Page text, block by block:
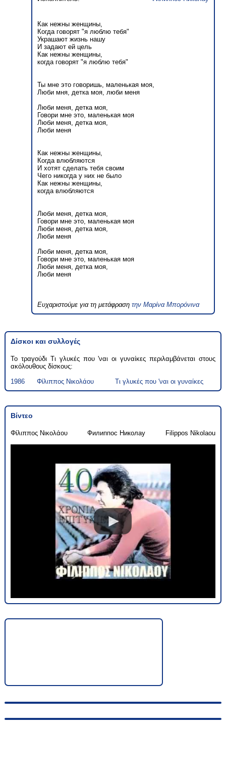
Как нежны женщины,
Когда говорят "я люблю тебя"
Украшают жизнь нашу
И задают ей цель
Как нежны женщины,
когда говорят "я люблю тебя"
Ты мне это говоришь, маленькая моя,
Люби мня, детка моя, люби меня
Люби меня, детка моя,
Говори мне это, маленькая моя
Люби меня, детка моя,
Люби меня
Как нежны женщины,
Когда влюбляются
И хотят сделать тебя своим
Чего никогда у них не было
Как нежны женщины,
когда влюбляются
Люби меня, детка моя,
Говори мне это, маленькая моя
Люби меня, детка моя,
Люби меня
Люби меня, детка моя,
Говори мне это, маленькая моя
Люби меня, детка моя,
Люби меня
Ευχαριστούμε για τη μετάφρασητην Μαρίνα Μπορόνινα
Δίσκοι και συλλογές
Το τραγούδι Τι γλυκές που 'ναι οι γυναίκες περιλαμβάνεται στους
ακόλουθους δίσκους:
1986
Φίλιππος Νικολάου Τι γλυκές που 'ναι οι γυναίκες
Βίντεο
Φίλιππος Νικολάου Филиппос Николау Filippos Nikolaou